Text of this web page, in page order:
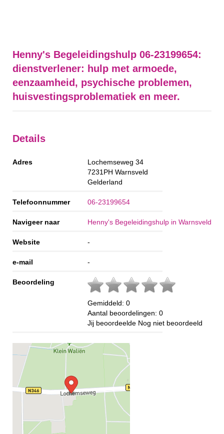
Henny's Begeleidingshulp 06-23199654:
dienstverlener: hulp met armoede,
eenzaamheid, psychische problemen,
huisvestingsproblematiek en meer.
Details
Adres
Lochemseweg 34
7231PH Warnsveld
Gelderland
Telefoonnummer 06-23199654
Navigeer naar Henny's Begeleidingshulp in Warnsveld
Website -
e-mail -
Beoordeling
Gemiddeld: 0
Aantal beoordelingen: 0
Jij beoordeelde Nog niet beoordeeld